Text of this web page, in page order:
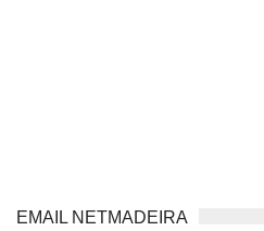
EMAIL NETMADEIRA